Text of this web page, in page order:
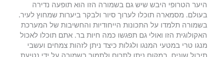
היער הטרופי היבש שיש גם בשמורה הזו הוא תופעה נדירה
בעולם. מסמארה תוכלו לערוך סיור ולבקר ביערות שמחוץ לעיר.
בשמורה תלמדו על התכונות הייחודיות והחשיבות של המערכת
האקולוגית הזו ואולי גם תפגשו כמה חיות בר. אתם תוכלו לאכול
מנגו טרי במטעי המנגו ולגלות כיצד ניתן לזהות צמחים ועשבי